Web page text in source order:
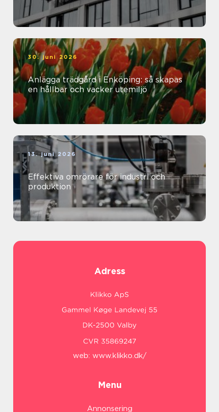
30. juni 2026
Anlägga trädgård i Enköping: så skapas
en hållbar och vacker utemiljö
13. juni 2026
Effektiva omrörare för industri och
produktion
Adress
web: www.klikko.dk/
Menu
Annonsering